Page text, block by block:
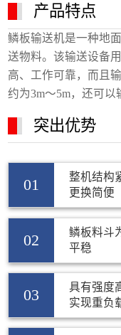
产品特点
鳞板输送机是一种地
送物料。该输送设备
高、工作可靠，而且
约为3m～5m，还可
突出优势
01
整机结构
更换简便
02
鳞板料斗
平稳
03
具有强度
实现重负